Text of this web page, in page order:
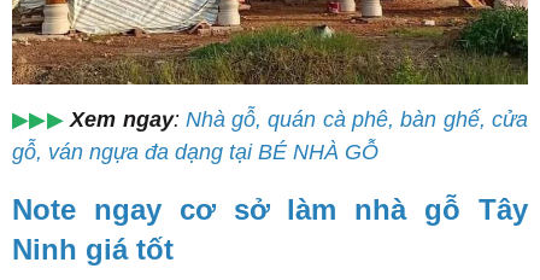
▶▶▶ Xem ngay: Nhà gỗ, quán cà phê, bàn ghế, cửa
gỗ, ván ngựa đa dạng tại BÉ NHÀ GỖ
Note ngay cơ sở làm nhà gỗ Tây
Ninh giá tốt